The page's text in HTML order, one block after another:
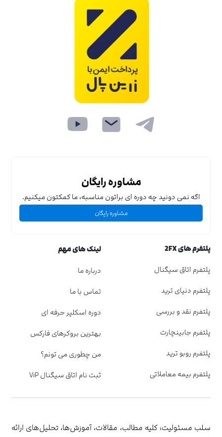
مشاوره رایگان
اگه نمی دونید چه دوره ای براتون مناسبه، ما کمکتون میکنیم.
مشاوره رایگان
پلتفرم های 2FX
پلتفرم اتاق سیگنال
پلتفرم دنیای ترید
پلتفرم نقد و بررسی
پلتفرم جابینچارت
پلتفرم روبو ترید
پلتفرم بیمه معاملاتی
لینک های مهم
درباره ما
تماس با ما
دوره اسکلپر حرفه ای
بهترین بروکرهای فارکس
من چطوری می تونم؟
ثبت نام اتاق سیگنال ViP
سلب مسئولیت: کلیه مطالب، مقالات، آموزش‌ها، تحلیل‌های ارائه